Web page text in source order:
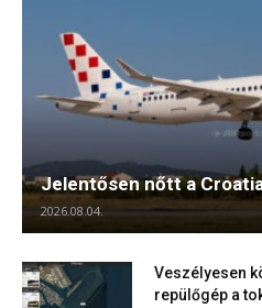
Jelentősen nőtt a
2026.08.04.
Veszélyesen
repülőgép a